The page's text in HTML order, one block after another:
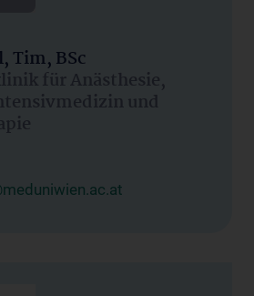
Tim, BSc
für Anästhesie,
und